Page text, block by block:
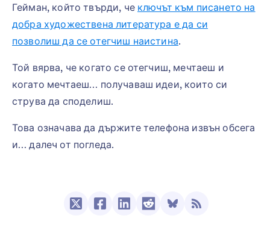
Гейман, който твърди, че ключът към писането на
добра художествена литература е да си
позволиш да се отегчиш наистина.
Той вярва, че когато се отегчиш, мечтаеш и
когато мечтаеш… получаваш идеи, които си
струва да споделиш.
Това означава да държите телефона извън обсега
и… далеч от погледа.